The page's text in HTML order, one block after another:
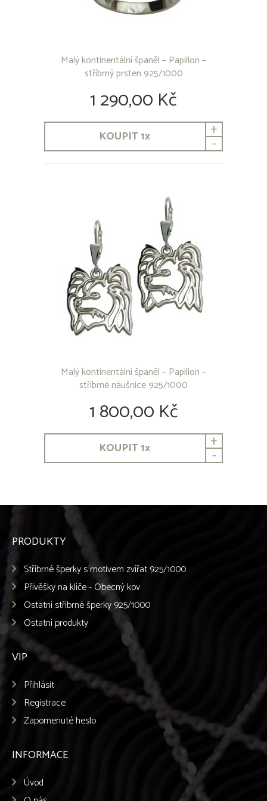
Chodský pes
Italský chrtík
Japan-chin
Labradorský retriever
Lajka západosibiřská
Maďarský ohař krátkosrstý
Malý münsterlandský ohař
Německý boxer
Novofundlandský pes
Pekinéz
Peruánský naháč
Podenco Canario
Podenco Ibicenco
Pražský krysařík
Pudl
Pyrenejský Horský Pes
Retrívr
Rhodéský ridgeback
Rottweiler
Ruský chrt - BARZOJ
Ruský Toy
Shiba-inu
Shih-tzu
Sibiřský husky
Skotský teriér
Staroanglický buldog
Šarpej
Malý kontinentální španěl – Papillon –
stříbrný prsten 925/1000
1 290,00 Kč
KOUPIT1x +
-
Malý kontinentální španěl – Papillon –
stříbrné náušnice 925/1000
1 800,00 Kč
KOUPIT1x +
-
PRODUKTY
Stříbrné šperky s motivem zvířat 925/1000
Přívěšky na klíče - Obecný kov
Ostatní stříbrné šperky 925/1000
Ostatní produkty
VIP
Přihlásit
Registrace
Zapomenuté heslo
INFORMACE
Úvod